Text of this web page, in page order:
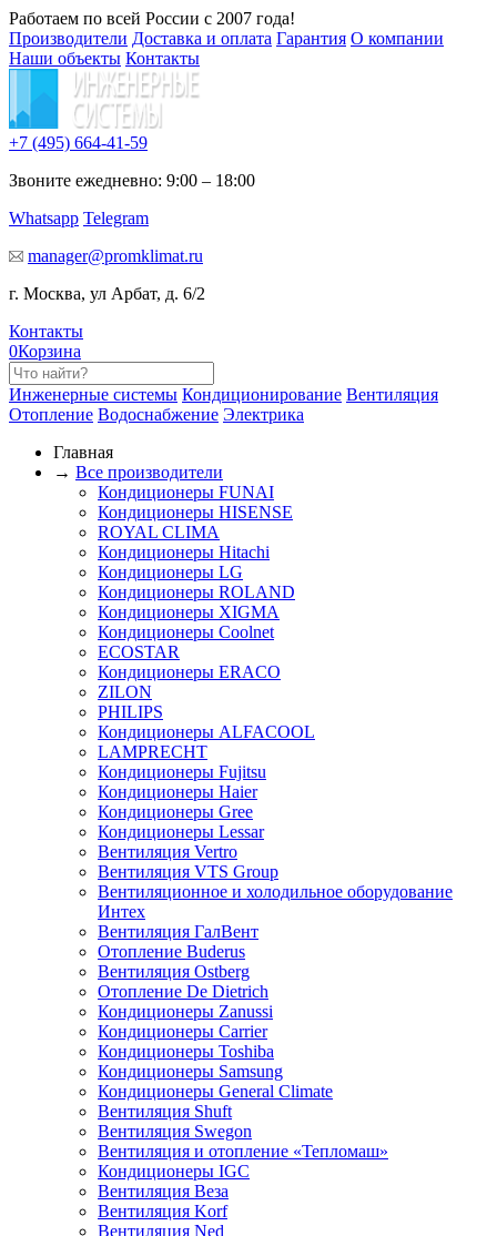
Работаем по всей России с 2007 года!
Производители Доставка и оплата Гарантия О компании
Наши объекты Контакты
+7 (495) 664-41-59
Звоните ежедневно: 9:00 – 18:00
Whatsapp Telegram
manager@promklimat.ru
г. Москва, ул Арбат, д. 6/2
Контакты
0Корзина
Инженерные системы Кондиционирование Вентиляция
Отопление Водоснабжение Электрика
Главная
→ Все производители
Кондиционеры FUNAI
Кондиционеры HISENSE
ROYAL CLIMA
Кондиционеры Hitachi
Кондиционеры LG
Кондиционеры ROLAND
Кондиционеры XIGMA
Кондиционеры Coolnet
ECOSTAR
Кондиционеры ERACO
ZILON
PHILIPS
Кондиционеры ALFACOOL
LAMPRECHT
Кондиционеры Fujitsu
Кондиционеры Haier
Кондиционеры Gree
Кондиционеры Lessar
Вентиляция Vertro
Вентиляция VTS Group
Вентиляционное и холодильное оборудование
Интех
Вентиляция ГалВент
Отопление Buderus
Вентиляция Ostberg
Отопление De Dietrich
Кондиционеры Zanussi
Кондиционеры Carrier
Кондиционеры Toshiba
Кондиционеры Samsung
Кондиционеры General Climate
Вентиляция Shuft
Вентиляция Swegon
Вентиляция и отопление «Тепломаш»
Кондиционеры IGC
Вентиляция Веза
Вентиляция Korf
Вентиляция Ned